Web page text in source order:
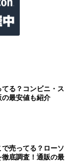
る？コンビニ・ス
最安値も紹介
売ってる？ローソ
底調査！通販の最